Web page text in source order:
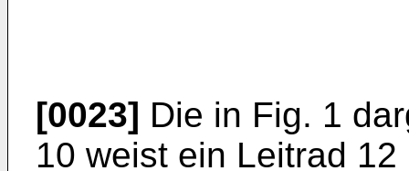
[0023] Die in Fig. 1
10 weist ein Leitrad